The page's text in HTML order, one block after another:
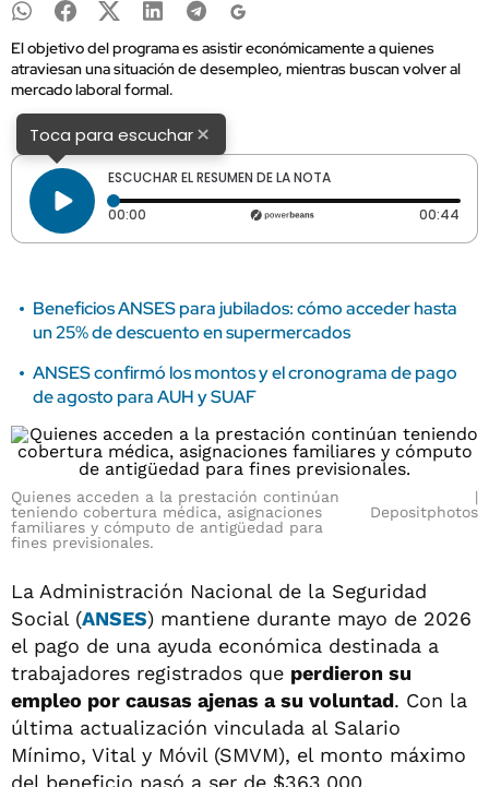
El objetivo del programa es asistir económicamente a quienes
atraviesan una situación de desempleo, mientras buscan volver al
mercado laboral formal.
Toca para escuchar×
ESCUCHAR EL RESUMEN DE LA NOTA
00:00 Tiempo transcurrido: 0 segundos 00:44
Beneficios ANSES para jubilados: cómo acceder hasta
un 25% de descuento en supermercados
ANSES confirmó los montos y el cronograma de pago
de agosto para AUH y SUAF
Quienes acceden a la prestación continúan
teniendo cobertura médica, asignaciones
familiares y cómputo de antigüedad para
fines previsionales.
Depositphotos
La Administración Nacional de la Seguridad
Social (ANSES) mantiene durante mayo de 2026
el pago de una ayuda económica destinada a
trabajadores registrados que perdieron su
empleo por causas ajenas a su voluntad. Con la
última actualización vinculada al Salario
Mínimo, Vital y Móvil (SMVM), el monto máximo
del beneficio pasó a ser de $363.000.